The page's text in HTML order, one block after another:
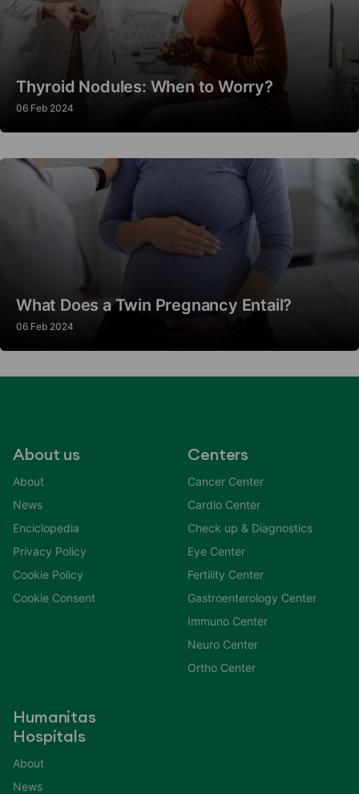
Thyroid Nodules: When to Worry?
06 Feb 2024
What Does a Twin Pregnancy Entail?
06 Feb 2024
About us
About
News
Enciclopedia
Privacy Policy
Cookie Policy
Cookie Consent
Centers
Cancer Center
Cardio Center
Check up & Diagnostics
Eye Center
Fertility Center
Gastroenterology Center
Immuno Center
Neuro Center
Ortho Center
Humanitas
Hospitals
About
News